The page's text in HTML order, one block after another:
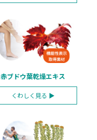
赤ブドウ葉乾燥エキス
くわしく 見る ▶